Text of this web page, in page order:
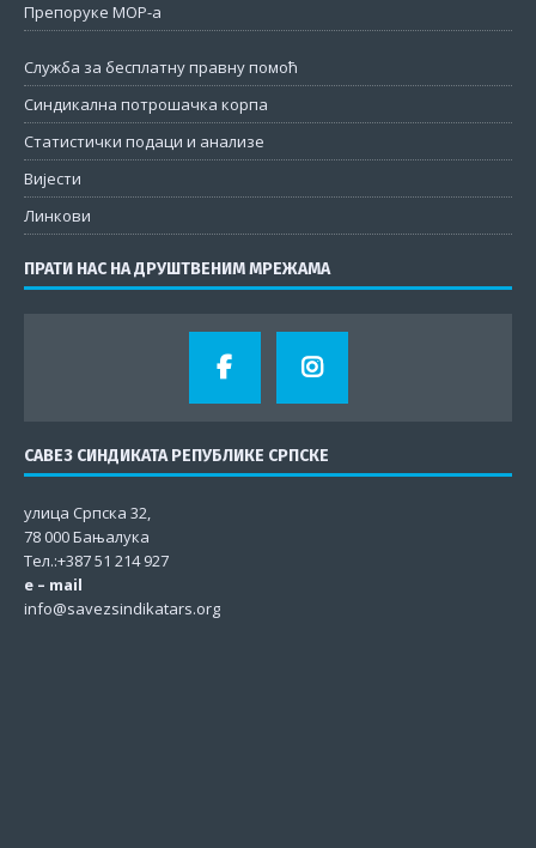
Препоруке МОР-а
Служба за бесплатну правну помоћ
Синдикална потрошачка корпа
Статистички подаци и анализе
Вијести
Линкови
ПРАТИ НАС НА ДРУШТВЕНИМ МРЕЖАМА
САВЕЗ СИНДИКАТА РЕПУБЛИКЕ СРПСКЕ
улица Српска 32,
78 000 Бањалука
Тел.:+387 51 214 927
e – mail
info@savezsindikatars.org